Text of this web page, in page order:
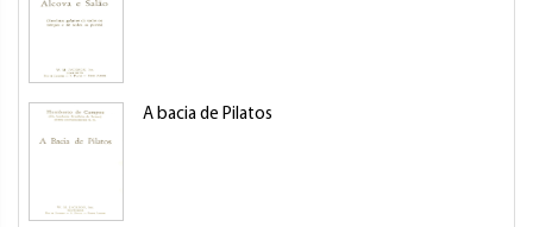
A bacia de Pilatos